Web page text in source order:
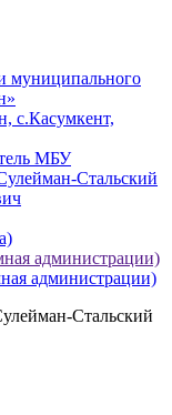
муниципального
с.Касумкент,
МБУ
Стальский
администрации)
администрации)
Стальский